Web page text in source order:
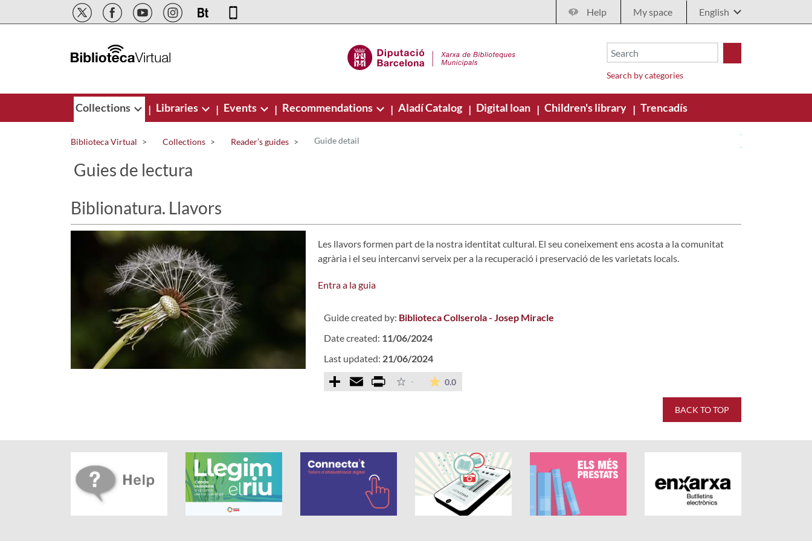
Skip to Main Content Help My space
Search by categories
Collections | Libraries | Events | Recommendations | Aladí Catalog | Digital loan | Children's library | Trencadís
Biblioteca Virtual Collections Reader’s guides Guide detail
Guies de lectura
Biblionatura. Llavors
Les llavors formen part de la nostra identitat cultural. El seu coneixement ens acosta a la comunitat
agrària i el seu intercanvi serveix per a la recuperació i preservació de les varietats locals.
Entra a la guia
Guide created by: Biblioteca Collserola - Josep Miracle
Date created: 11/06/2024
Last updated: 21/06/2024
Comparteix
Email Print - 0.0The average rating is 0 stars out of 5.
BACK TO TOP